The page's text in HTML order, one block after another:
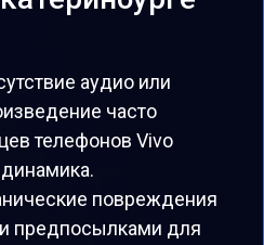
аудио или
часто
телефонов Vivo
повреждения
предпосылками для